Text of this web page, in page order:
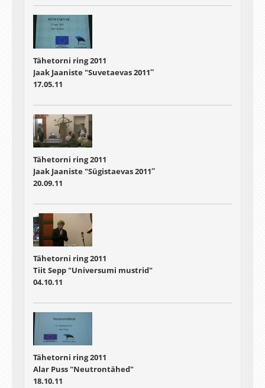
Tähetorni ring 2011
Jaak Jaaniste "Suvetaevas 2011″
17.05.11
Tähetorni ring 2011
Jaak Jaaniste "Sügistaevas 2011″
20.09.11
Tähetorni ring 2011
Tiit Sepp "Universumi mustrid"
04.10.11
Tähetorni ring 2011
Alar Puss "Neutrontähed"
18.10.11